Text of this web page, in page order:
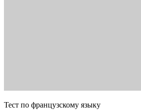
Тест по французскому языку